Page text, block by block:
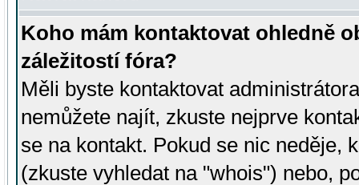
Koho mám kontaktovat ohledně
záležitostí fóra?
Měli byste kontaktovat
nemůžete najít, zkuste nejprve
se na kontakt. Pokud se nic neděje,
(zkuste vyhledat na "whois") nebo,